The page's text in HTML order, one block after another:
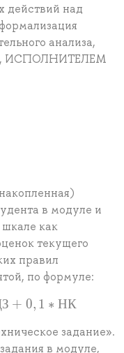
действий над
анализа,
ИСПОЛНИТЕЛЕМ
в модуле и
как
текущего
правил
по формуле:
З + 0, 1 ∗ НК
задание».
в модуле,